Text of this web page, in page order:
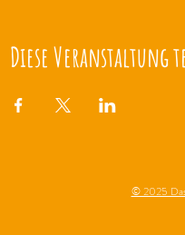
Diese Veranstaltung
© 2025